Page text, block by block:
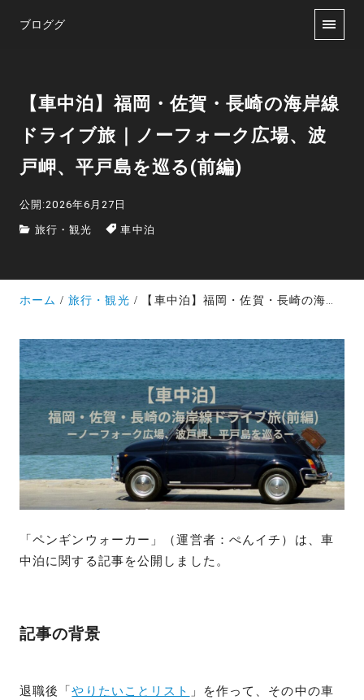
ブロググ
【車中泊】福岡・佐賀・長崎の海岸線
ドライブ旅｜ノーフォーク広場、波
戸岬、平戸島を巡る(前編)
公開:2026年6月27日
旅行・観光 車中泊
ホーム 旅行・観光 【車中泊】福岡・佐賀・長崎の海岸線ドライブ旅｜ノーフォーク広場、波戸岬、平戸島を巡る(前編)
「ペンギンウォーカー」（運営者：ぺんイチ）は、車
中泊に関する記事を公開しました。
記事の背景
退職後「やりたいことリスト 」を作って、その中の車